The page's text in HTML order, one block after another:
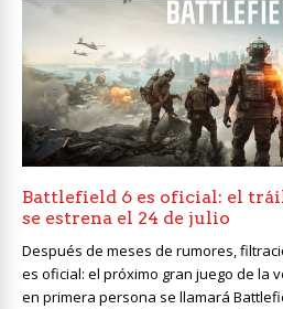
Battlefield 6 es oficial: el
se estrena el 24 de julio
Después de meses de rumores,
es oficial: el próximo gran juego de la
en primera persona se llamará